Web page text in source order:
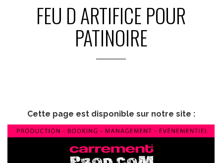
FEU D ARTIFICE POUR
PATINOIRE
Cette page est disponible sur notre site :